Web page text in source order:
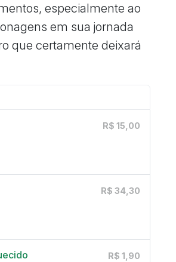
especialmente ao
em sua jornada
que certamente deixará
R$ 15,00
R$ 34,30
R$ 1,90